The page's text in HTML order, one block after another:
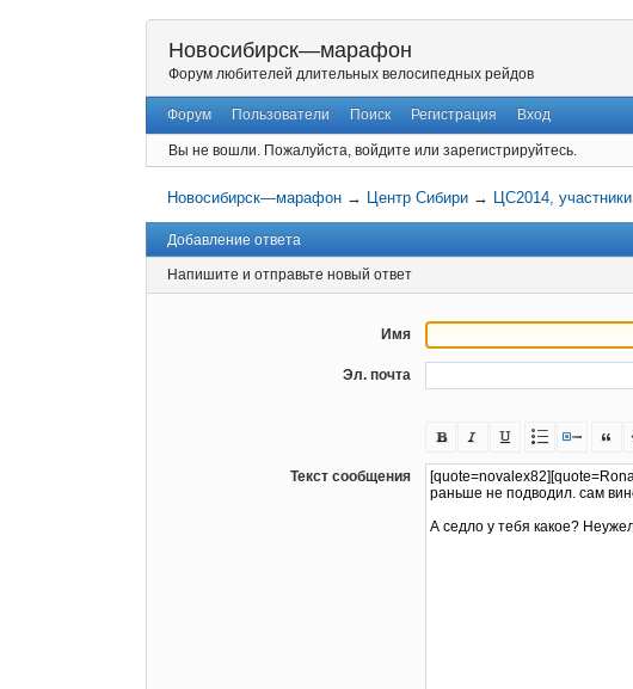
Новосибирск—марафон
Форум любителей длительных велосипедных рейдов
Форум Пользователи Поиск Регистрация Вход
Вы не вошли. Пожалуйста, войдите или зарегистрируйтесь.
Новосибирск—марафон → Центр Сибири → ЦС2014, участники
Добавление ответа
Напишите и отправьте новый ответ
Имя
Эл. почта
Текст сообщения